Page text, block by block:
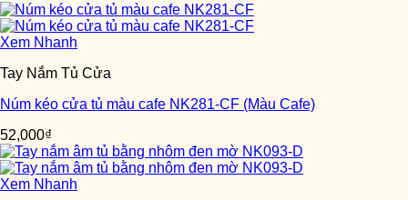
Xem Nhanh
Tay Nắm Tủ Cửa
Núm kéo cửa tủ màu cafe NK281-CF (Màu Cafe)
52,000₫
Xem Nhanh